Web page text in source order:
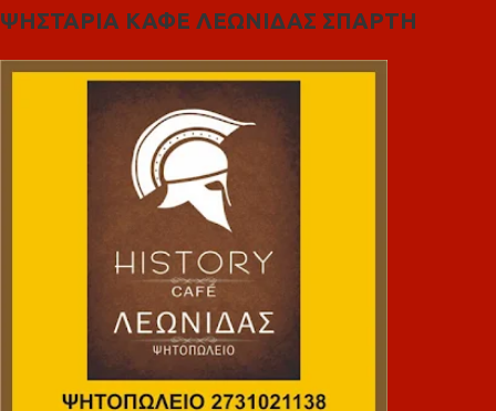
ΨΗΣΤΑΡΙΑ ΚΑΦΕ ΛΕΩΝΙΔΑΣ ΣΠΑΡΤΗ